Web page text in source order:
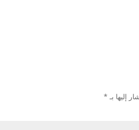
إليها بـ *